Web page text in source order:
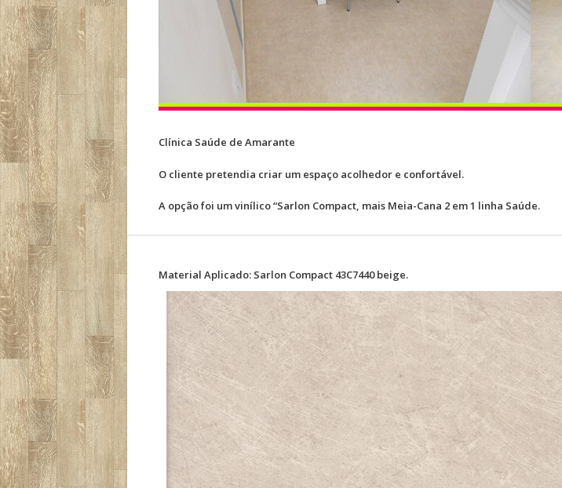
Clínica Saúde de Amarante
O cliente pretendia criar um espaço acolhedor e confortável.
A opção foi um vinílico “Sarlon Compact, mais Meia-Cana 2 em 1 linha Saúde.
Material Aplicado: Sarlon Compact 43C7440 beige.